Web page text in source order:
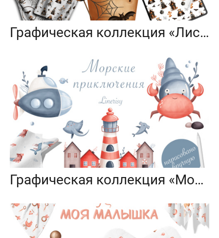
Графическая коллекция «Лисья вечеринка»
Графическая коллекция «Морские приключения»